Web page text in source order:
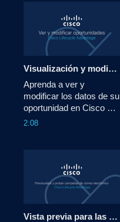
Visualización y modificación de oportunidades: Cisco Lifecycle Advantage
Aprenda a ver y
modificar los datos de su
oportunidad en Cisco
Lifecycle Advantage.
2:08
Vista previa para las campañas de correo electrónico - Cisco Lifecycle Advantage